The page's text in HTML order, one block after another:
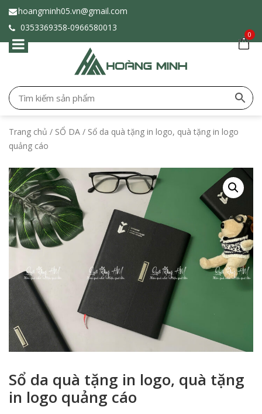
hoangminh05.vn@gmail.com
0353369358-0966580013
0
Trang chủ / SỔ DA / Sổ da quà tặng in logo, quà tặng in logo
quảng cáo
Sổ da quà tặng in logo, quà tặng
in logo quảng cáo